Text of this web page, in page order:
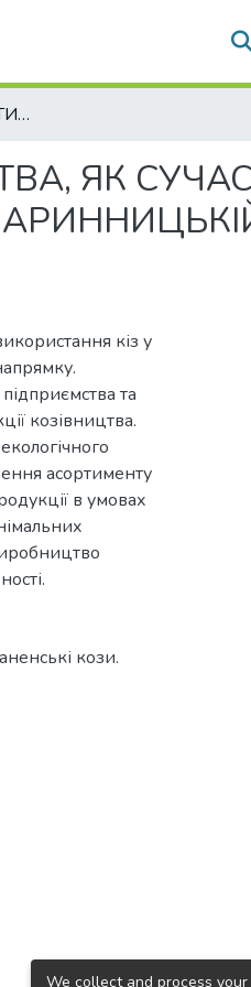
ІСТОРІЯ ТА ПЕРСПЕКТИВИ РОЗВИТКУ КОЗІВНИЦТВА, ЯК СУЧАСНОГО НАПРЯМКУ ЕКОЛОГІЧНОГО ВИРОБНИЦТВА В ТВАРИННИЦЬКІЙ ГАЛУЗІ
ЯК
кіз у
та
козівництва.
асортименту
в умовах
кози.
We collect and process